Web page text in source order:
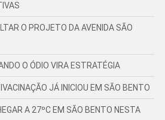
O PROJETO DA AVENIDA SÃO
O ÓDIO VIRA ESTRATÉGIA
JÁ INICIOU EM SÃO BENTO
A 27ºC EM SÃO BENTO NESTA